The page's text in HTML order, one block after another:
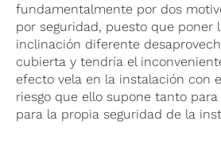
fundamentalmente por dos
por seguridad, puesto que poner
inclinación diferente
cubierta y tendría el
efecto vela en la instalación con
riesgo que ello supone tanto
para la propia seguridad de la